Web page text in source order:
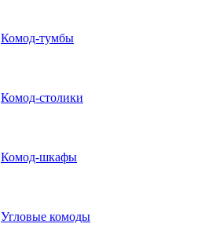
Комод-тумбы
Комод-столики
Комод-шкафы
Угловые комоды